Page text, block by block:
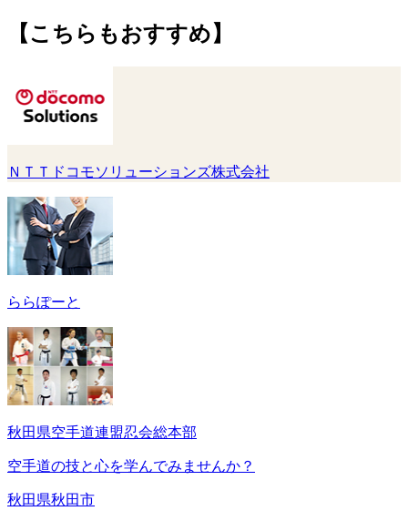
【こちらもおすすめ】
ＮＴＴドコモソリューションズ株式会社
ららぽーと
秋田県空手道連盟忍会総本部
空手道の技と心を学んでみませんか？
秋田県秋田市